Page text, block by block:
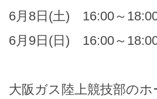
6月8日(土) 16:00～
6月9日(日) 16:00～
大阪ガス陸上競技部の